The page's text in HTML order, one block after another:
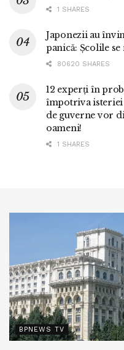
1 SHARES
Japonezii au
panică: Școlile
80620 SHARES
12 experți în
împotriva isteriei
de guverne vor
oameni!
1 SHARES
BPNEWS TV